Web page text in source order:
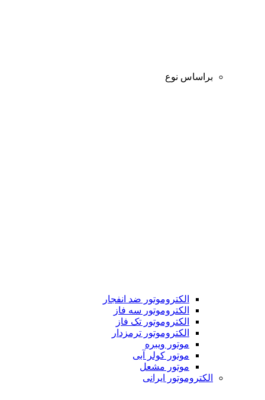
براساس نوع
الکتروموتور ضد انفجار
الکتروموتور سه فاز
الکتروموتور تک فاز
الکتروموتور ترمزدار
موتور ویبره
موتور کولر آبی
موتور مشعل
الکتروموتور ایرانی